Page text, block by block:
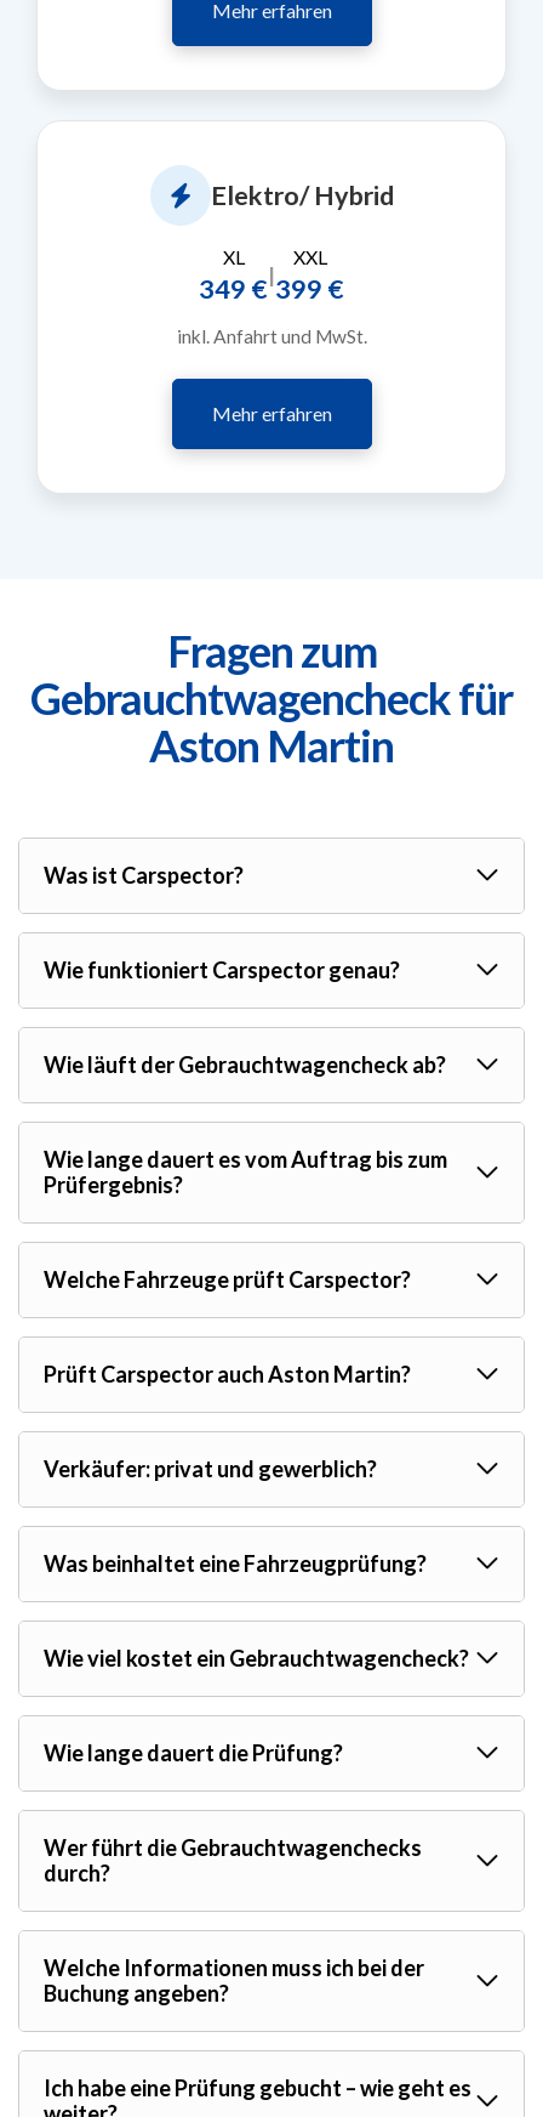
Mehr erfahren
Elektro/ Hybrid
XL
349 €|
XXL
399 €
inkl. Anfahrt und MwSt.
Mehr erfahren
Fragen zum
Gebrauchtwagencheck für
Aston Martin
Was ist Carspector?
Wie funktioniert Carspector genau?
Wie läuft der Gebrauchtwagencheck ab?
Wie lange dauert es vom Auftrag bis zum
Prüfergebnis?
Welche Fahrzeuge prüft Carspector?
Prüft Carspector auch Aston Martin?
Verkäufer: privat und gewerblich?
Was beinhaltet eine Fahrzeugprüfung?
Wie viel kostet ein Gebrauchtwagencheck?
Wie lange dauert die Prüfung?
Wer führt die Gebrauchtwagenchecks
durch?
Welche Informationen muss ich bei der
Buchung angeben?
Ich habe eine Prüfung gebucht – wie geht es